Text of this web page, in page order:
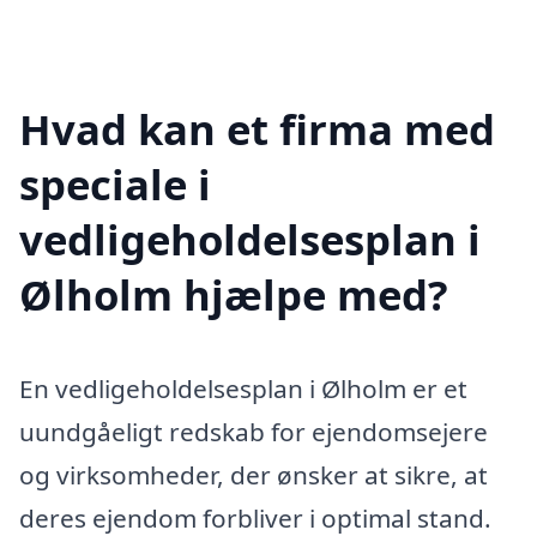
Hvad kan et firma med
speciale i
vedligeholdelsesplan i
Ølholm hjælpe med?
En vedligeholdelsesplan i Ølholm er et
uundgåeligt redskab for ejendomsejere
og virksomheder, der ønsker at sikre, at
deres ejendom forbliver i optimal stand.